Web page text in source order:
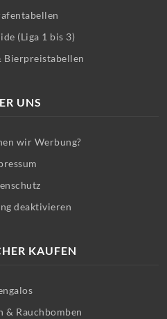
(Liga 1 bis 3)
Bierpreistabellen
UNS
wir Werbung?
deaktivieren
KAUFEN
& Rauchbomben